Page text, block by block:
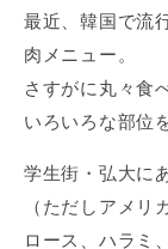
最近、韓国で流
肉メニュー。
さすがに丸々食
いろいろな部位
学生街・弘大に
（ただしアメリ
ロース、ハラミ